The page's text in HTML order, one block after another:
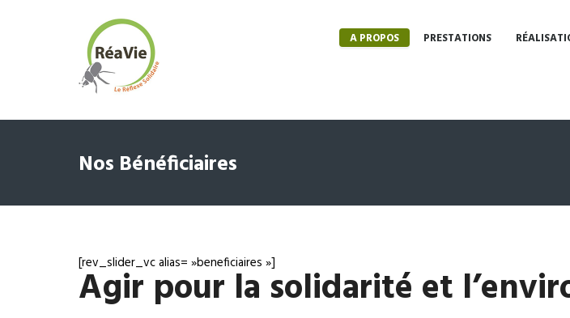
A PROPOS PRESTATIONS
Nos Bénéficiaires
[rev_slider_vc alias= »beneficiaires »]
Agir pour la solidarité et